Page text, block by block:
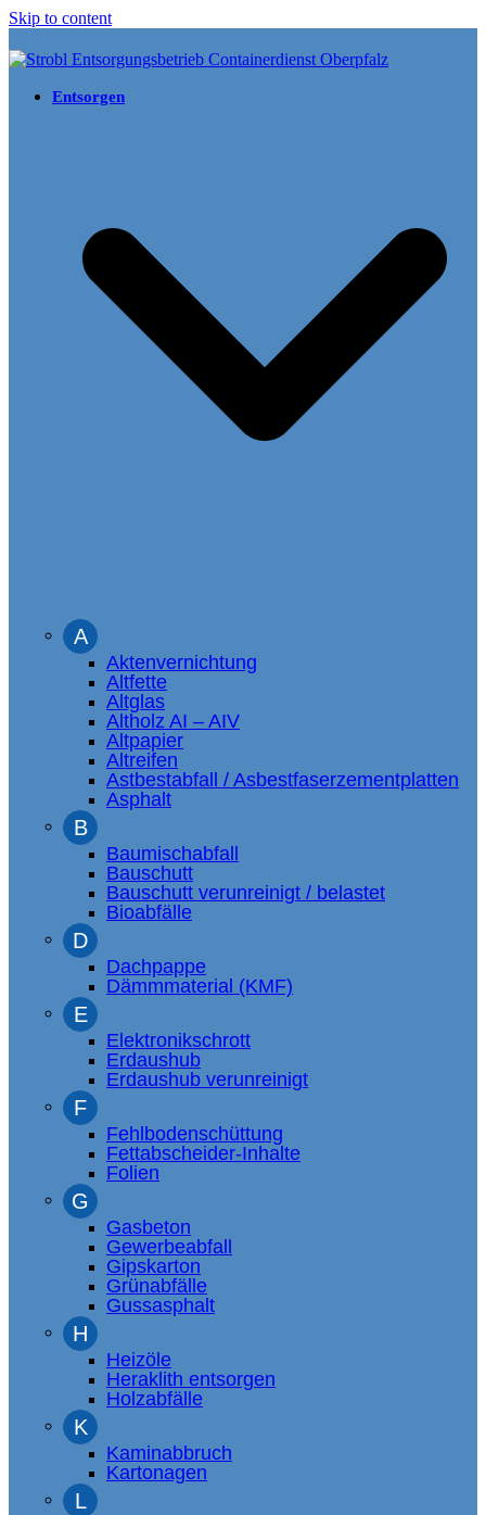
Skip to content
Entsorgen
A
Aktenvernichtung
Altfette
Altglas
Altholz AI – AIV
Altpapier
Altreifen
Astbestabfall / Asbestfaserzementplatten
Asphalt
B
Baumischabfall
Bauschutt
Bauschutt verunreinigt / belastet
Bioabfälle
D
Dachpappe
Dämmmaterial (KMF)
E
Elektronikschrott
Erdaushub
Erdaushub verunreinigt
F
Fehlbodenschüttung
Fettabscheider-Inhalte
Folien
G
Gasbeton
Gewerbeabfall
Gipskarton
Grünabfälle
Gussasphalt
H
Heizöle
Heraklith entsorgen
Holzabfälle
K
Kaminabbruch
Kartonagen
L